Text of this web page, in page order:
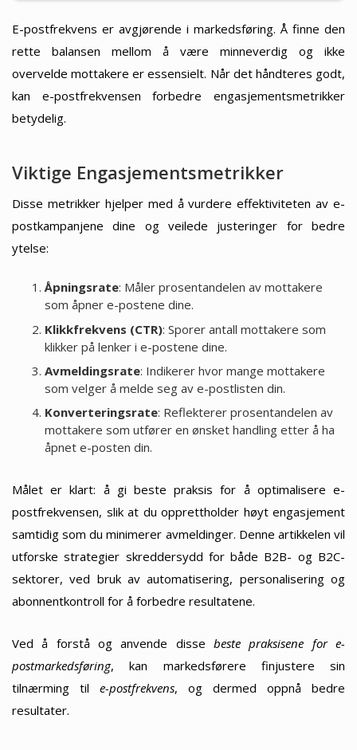
E-postfrekvens er avgjørende i markedsføring. Å finne den
rette balansen mellom å være minneverdig og ikke
overvelde mottakere er essensielt. Når det håndteres godt,
kan e-postfrekvensen forbedre engasjementsmetrikker
betydelig.
Viktige Engasjementsmetrikker
Disse metrikker hjelper med å vurdere effektiviteten av e-
postkampanjene dine og veilede justeringer for bedre
ytelse:
Åpningsrate: Måler prosentandelen av mottakere
som åpner e-postene dine.
Klikkfrekvens (CTR): Sporer antall mottakere som
klikker på lenker i e-postene dine.
Avmeldingsrate: Indikerer hvor mange mottakere
som velger å melde seg av e-postlisten din.
Konverteringsrate: Reflekterer prosentandelen av
mottakere som utfører en ønsket handling etter å ha
åpnet e-posten din.
Målet er klart: å gi beste praksis for å optimalisere e-
postfrekvensen, slik at du opprettholder høyt engasjement
samtidig som du minimerer avmeldinger. Denne artikkelen vil
utforske strategier skreddersydd for både B2B- og B2C-
sektorer, ved bruk av automatisering, personalisering og
abonnentkontroll for å forbedre resultatene.
Ved å forstå og anvende disse beste praksisene for e-
postmarkedsføring, kan markedsførere finjustere sin
tilnærming til e-postfrekvens, og dermed oppnå bedre
resultater.